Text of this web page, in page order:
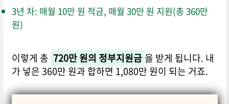
3년 차: 매월 10만 원 적금, 매월 30만 원 지원(총 360만
원)
이렇게 총 720만 원의 정부지원금 을 받게 됩니다. 내
가 넣은 360만 원과 합하면 1,080만 원이 되는 거죠.